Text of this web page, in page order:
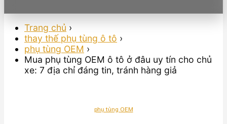
Trang chủ ›
thay thế phụ tùng ô tô ›
phụ tùng OEM ›
Mua phụ tùng OEM ô tô ở đâu uy tín cho chủ
xe: 7 địa chỉ đáng tin, tránh hàng giả
phụ tùng OEM